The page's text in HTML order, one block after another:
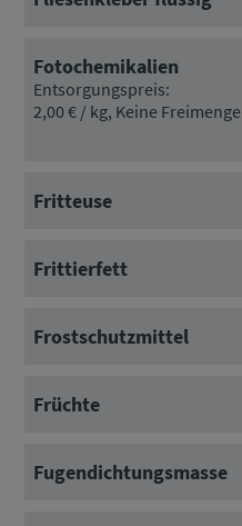
Fotochemikalien
Entsorgungspreis:
2,00 € / kg, Keine Freimenge
Fritteuse
Frittierfett
Frostschutzmittel
Früchte
Fugendichtungsmasse